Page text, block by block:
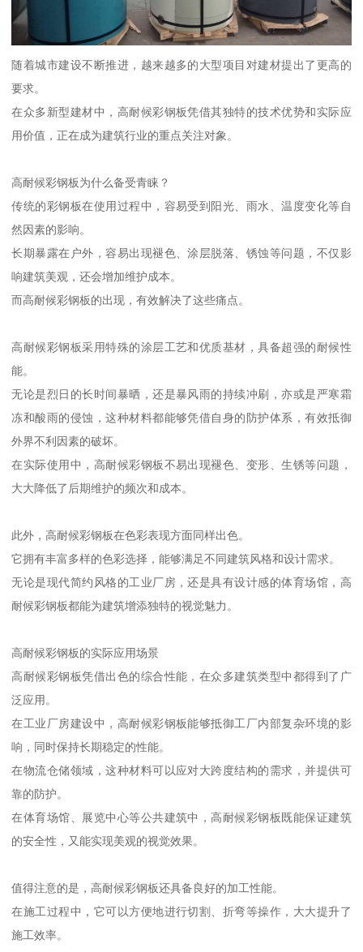
随着城市建设不断推进，越来越多的大型项目对建材提出了更高的
要求。
在众多新型建材中，高耐候彩钢板凭借其独特的技术优势和实际应
用价值，正在成为建筑行业的重点关注对象。
高耐候彩钢板为什么备受青睐？
传统的彩钢板在使用过程中，容易受到阳光、雨水、温度变化等自
然因素的影响。
长期暴露在户外，容易出现褪色、涂层脱落、锈蚀等问题，不仅影
响建筑美观，还会增加维护成本。
而高耐候彩钢板的出现，有效解决了这些痛点。
高耐候彩钢板采用特殊的涂层工艺和优质基材，具备超强的耐候性
能。
无论是烈日的长时间暴晒，还是暴风雨的持续冲刷，亦或是严寒霜
冻和酸雨的侵蚀，这种材料都能够凭借自身的防护体系，有效抵御
外界不利因素的破坏。
在实际使用中，高耐候彩钢板不易出现褪色、变形、生锈等问题，
大大降低了后期维护的频次和成本。
此外，高耐候彩钢板在色彩表现方面同样出色。
它拥有丰富多样的色彩选择，能够满足不同建筑风格和设计需求。
无论是现代简约风格的工业厂房，还是具有设计感的体育场馆，高
耐候彩钢板都能为建筑增添独特的视觉魅力。
高耐候彩钢板的实际应用场景
高耐候彩钢板凭借出色的综合性能，在众多建筑类型中都得到了广
泛应用。
在工业厂房建设中，高耐候彩钢板能够抵御工厂内部复杂环境的影
响，同时保持长期稳定的性能。
在物流仓储领域，这种材料可以应对大跨度结构的需求，并提供可
靠的防护。
在体育场馆、展览中心等公共建筑中，高耐候彩钢板既能保证建筑
的安全性，又能实现美观的视觉效果。
值得注意的是，高耐候彩钢板还具备良好的加工性能。
在施工过程中，它可以方便地进行切割、折弯等操作，大大提升了
施工效率。